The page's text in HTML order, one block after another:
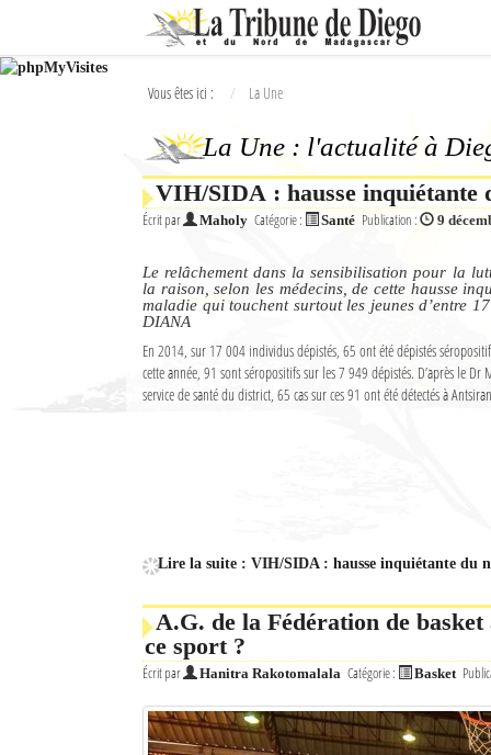
Ok
L'actualité à Diego Suarez
Le Nord de Madagascar
Vous êtes ici : La Une
La Une : l'actualité à
VIH/SIDA : hausse inquiétante
Écrit par Maholy Catégorie : Santé Publication : 9
Le relâchement dans la sensibilisation pour la
la raison, selon les médecins, de cette hausse
maladie qui touchent surtout les jeunes d’entre
DIANA
En 2014, sur 17 004 individus dépistés, 65 ont été dépistés
cette année, 91 sont séropositifs sur les 7 949 dépistés. D’après le Dr
service de santé du district, 65 cas sur ces 91 ont été détectés à
Lire la suite : VIH/SIDA : hausse inquiétante du
A.G. de la Fédération de
ce sport ?
Écrit par Hanitra Rakotomalala Catégorie : Basket